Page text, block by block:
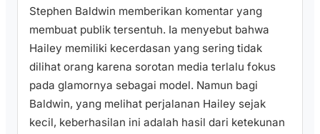
Stephen Baldwin memberikan komentar yang
membuat publik tersentuh. Ia menyebut bahwa
Hailey memiliki kecerdasan yang sering tidak
dilihat orang karena sorotan media terlalu fokus
pada glamornya sebagai model. Namun bagi
Baldwin, yang melihat perjalanan Hailey sejak
kecil, keberhasilan ini adalah hasil dari ketekunan